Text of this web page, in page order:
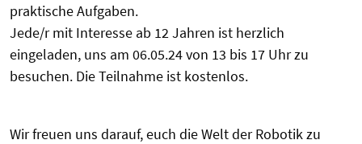
praktische Aufgaben.
Jede/r mit Interesse ab 12 Jahren ist herzlich
eingeladen, uns am 06.05.24 von 13 bis 17 Uhr zu
besuchen. Die Teilnahme ist kostenlos.
Wir freuen uns darauf, euch die Welt der Robotik zu